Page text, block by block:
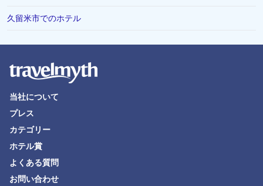
久留米市でのホテル
当社について
プレス
カテゴリー
ホテル賞
よくある質問
お問い合わせ